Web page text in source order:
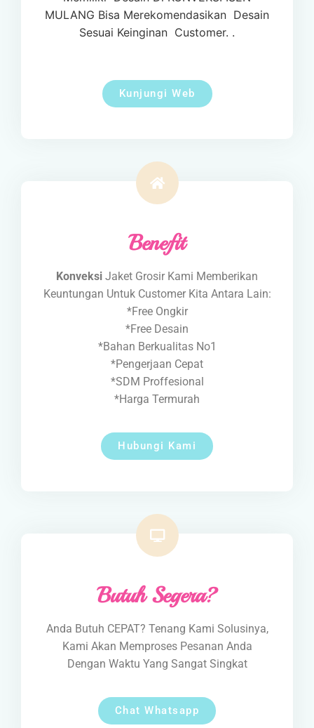
MULANG Bisa Merekomendasikan Desain
Sesuai Keinginan Customer. .
Kunjungi Web
Benefit
Konveksi Jaket Grosir Kami Memberikan
Keuntungan Untuk Customer Kita Antara Lain:
*Free Ongkir
*Free Desain
*Bahan Berkualitas No1
*Pengerjaan Cepat
*SDM Proffesional
*Harga Termurah
Hubungi Kami
Butuh Segera?
Anda Butuh CEPAT? Tenang Kami Solusinya,
Kami Akan Memproses Pesanan Anda
Dengan Waktu Yang Sangat Singkat
Chat Whatsapp